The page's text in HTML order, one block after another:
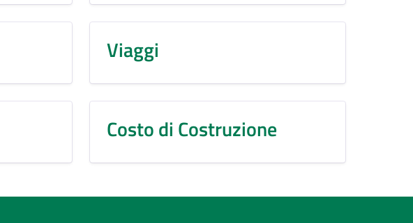
Viaggi
Costo di Costruzione